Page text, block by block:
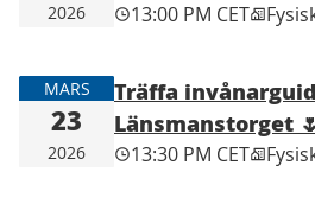
2026 13:00 PM CET
MARS
23
2026
Träffa
Länsmanstorget
13:30 PM CET